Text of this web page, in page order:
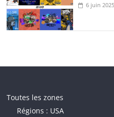
6 juin 2025
Toutes les zones
Régions : USA